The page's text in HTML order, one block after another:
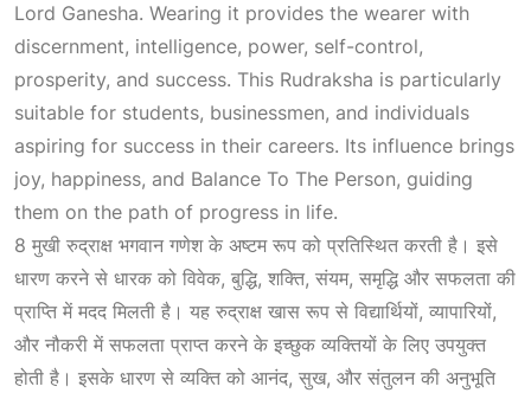
Lord Ganesha. Wearing it provides the wearer with
discernment, intelligence, power, self-control,
prosperity, and success. This Rudraksha is particularly
suitable for students, businessmen, and individuals
aspiring for success in their careers. Its influence brings
joy, happiness, and Balance To The Person, guiding
them on the path of progress in life.
8 मुखी रुद्राक्ष भगवान गणेश के अष्टम रूप को प्रतिस्थित करती है। इसे
धारण करने से धारक को विवेक, बुद्धि, शक्ति, संयम, समृद्धि और सफलता की
प्राप्ति में मदद मिलती है। यह रुद्राक्ष खास रूप से विद्यार्थियों, व्यापारियों,
और नौकरी में सफलता प्राप्त करने के इच्छुक व्यक्तियों के लिए उपयुक्त
होती है। इसके धारण से व्यक्ति को आनंद, सुख, और संतुलन की अनुभूति